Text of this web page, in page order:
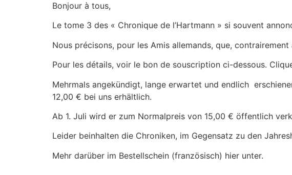
Bonjour à tous,
Le tome 3 des « Chronique de l’Hartmann » si souvent
Nous précisons, pour les Amis allemands, que,
Pour les détails, voir le bon de souscription ci-dessous.
Mehrmals angekündigt, lange erwartet und endlich
12,00 € bei uns erhältlich.
Ab 1. Juli wird er zum Normalpreis von 15,00 € öffentlich
Leider beinhalten die Chroniken, im Gegensatz zu den
Mehr darüber im Bestellschein (französisch) hier unter.